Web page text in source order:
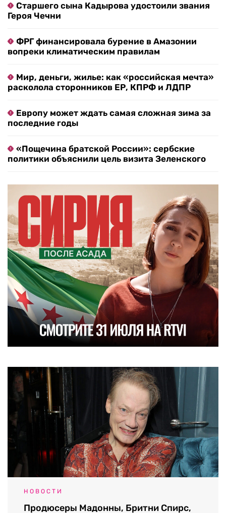
Старшего сына Кадырова удостоили звания
Героя Чечни
ФРГ финансировала бурение в Амазонии
вопреки климатическим правилам
Мир, деньги, жилье: как «российская мечта»
расколола сторонников ЕР, КПРФ и ЛДПР
Европу может ждать самая сложная зима за
последние годы
«Пощечина братской России»: сербские
политики объяснили цель визита Зеленского
НОВОСТИ
Продюсеры Мадонны, Бритни Спирс,